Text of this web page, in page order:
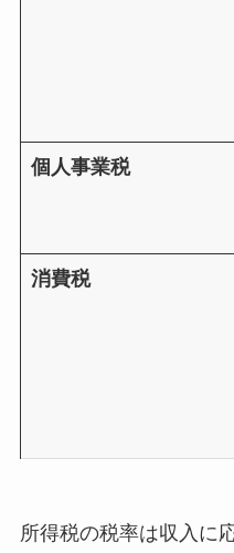
個人事業税
消費税
所得税の税率は収入に